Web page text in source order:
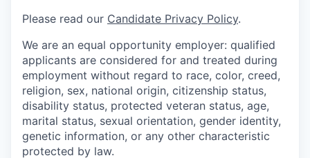
Please read our Candidate Privacy Policy.
We are an equal opportunity employer: qualified
applicants are considered for and treated during
employment without regard to race, color, creed,
religion, sex, national origin, citizenship status,
disability status, protected veteran status, age,
marital status, sexual orientation, gender identity,
genetic information, or any other characteristic
protected by law.